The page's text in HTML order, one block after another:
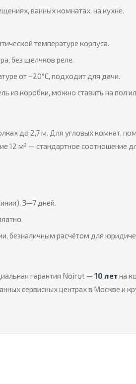
ванных комнатах, на кухне.
температуре корпуса.
без щелчков реле.
от −20°C, подходит для дачи.
из коробки, можно ставить на пол
до 2,7 м. Для угловых комнат,
12 м² — стандартное соотношение
3—7 дней.
безналичным расчётом для
гарантия Noirot — 10 летна
сервисных центрах в Москве и